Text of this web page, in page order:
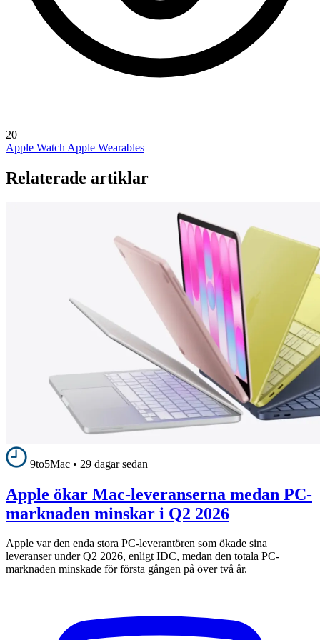
20
Apple Watch Apple Wearables
Relaterade artiklar
9to5Mac • 29 dagar sedan
Apple ökar Mac-leveranserna medan PC-
marknaden minskar i Q2 2026
Apple var den enda stora PC-leverantören som ökade sina
leveranser under Q2 2026, enligt IDC, medan den totala PC-
marknaden minskade för första gången på över två år.